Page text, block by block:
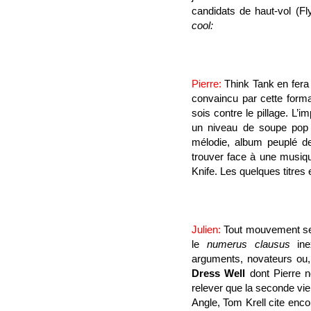
candidats de haut-vol
cool:
Pierre: Think Tank en
convaincu par cette
sois contre le pillage.
un niveau de soupe
mélodie, album peuplé
trouver face à une
Knife. Les quelques titres
Julien:Tout mouvement
le numerus clausus
arguments, novateurs
Dress Well dont Pierre
relever que la seconde
Angle, Tom Krell cite